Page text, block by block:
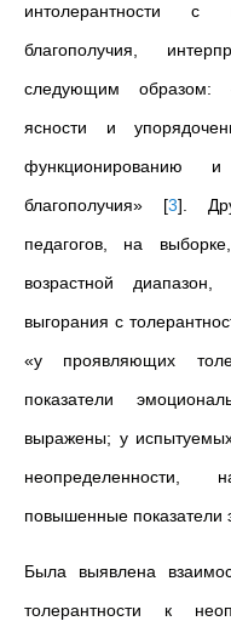
интолерантности с
благополучия,
следующим образом:
ясности и
функционированию и
благополучия»
[3] .
педагогов, на
возрастной диапазон,
выгорания с
«у проявляющих
показатели
выражены; у
неопределенности,
повышенные показатели
Была выявлена
толерантности к